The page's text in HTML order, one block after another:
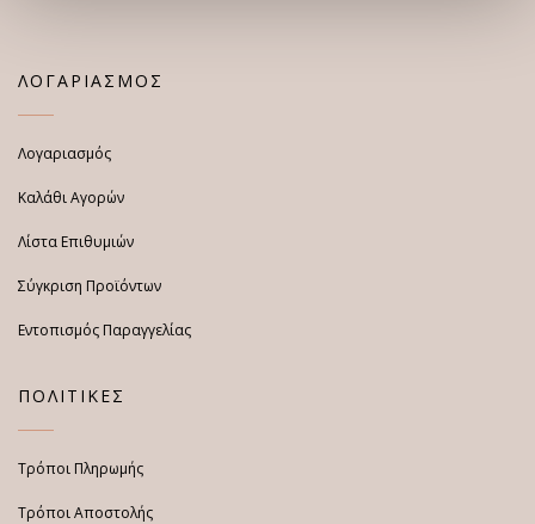
ΛΟΓΑΡΙΑΣΜΟΣ
Λογαριασμός
Καλάθι Αγορών
Λίστα Επιθυμιών
Σύγκριση Προϊόντων
Εντοπισμός Παραγγελίας
ΠΟΛΙΤΙΚΕΣ
Τρόποι Πληρωμής
Τρόποι Αποστολής